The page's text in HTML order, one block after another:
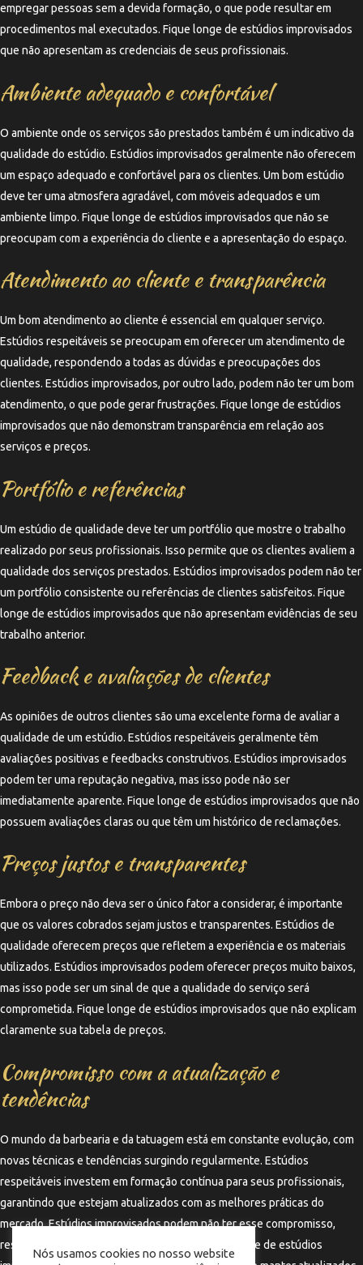
empregar pessoas sem a devida formação, o que pode resultar em
procedimentos mal executados. Fique longe de estúdios improvisados
que não apresentam as credenciais de seus profissionais.
Ambiente adequado e confortável
O ambiente onde os serviços são prestados também é um indicativo da
qualidade do estúdio. Estúdios improvisados geralmente não oferecem
um espaço adequado e confortável para os clientes. Um bom estúdio
deve ter uma atmosfera agradável, com móveis adequados e um
ambiente limpo. Fique longe de estúdios improvisados que não se
preocupam com a experiência do cliente e a apresentação do espaço.
Atendimento ao cliente e transparência
Um bom atendimento ao cliente é essencial em qualquer serviço.
Estúdios respeitáveis se preocupam em oferecer um atendimento de
qualidade, respondendo a todas as dúvidas e preocupações dos
clientes. Estúdios improvisados, por outro lado, podem não ter um bom
atendimento, o que pode gerar frustrações. Fique longe de estúdios
improvisados que não demonstram transparência em relação aos
serviços e preços.
Portfólio e referências
Um estúdio de qualidade deve ter um portfólio que mostre o trabalho
realizado por seus profissionais. Isso permite que os clientes avaliem a
qualidade dos serviços prestados. Estúdios improvisados podem não ter
um portfólio consistente ou referências de clientes satisfeitos. Fique
longe de estúdios improvisados que não apresentam evidências de seu
trabalho anterior.
Feedback e avaliações de clientes
As opiniões de outros clientes são uma excelente forma de avaliar a
qualidade de um estúdio. Estúdios respeitáveis geralmente têm
avaliações positivas e feedbacks construtivos. Estúdios improvisados
podem ter uma reputação negativa, mas isso pode não ser
imediatamente aparente. Fique longe de estúdios improvisados que não
possuem avaliações claras ou que têm um histórico de reclamações.
Preços justos e transparentes
Embora o preço não deva ser o único fator a considerar, é importante
que os valores cobrados sejam justos e transparentes. Estúdios de
qualidade oferecem preços que refletem a experiência e os materiais
utilizados. Estúdios improvisados podem oferecer preços muito baixos,
mas isso pode ser um sinal de que a qualidade do serviço será
comprometida. Fique longe de estúdios improvisados que não explicam
claramente sua tabela de preços.
Compromisso com a atualização e
tendências
O mundo da barbearia e da tatuagem está em constante evolução, com
novas técnicas e tendências surgindo regularmente. Estúdios
respeitáveis investem em formação contínua para seus profissionais,
garantindo que estejam atualizados com as melhores práticas do
mercado. Estúdios improvisados podem não ter esse compromisso,
resultando em serviços desatualizados. Fique longe de estúdios
Nós usamos cookies no nosso website